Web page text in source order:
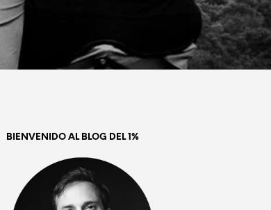
BIENVENIDO AL BLOG DEL 1%